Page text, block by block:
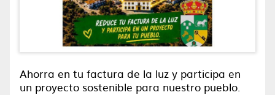
Ahorra en tu factura de la luz y participa en
un proyecto sostenible para nuestro pueblo.